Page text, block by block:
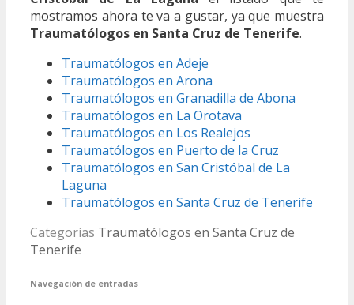
mostramos ahora te va a gustar, ya que muestra
Traumatólogos en Santa Cruz de Tenerife.
Traumatólogos en Adeje
Traumatólogos en Arona
Traumatólogos en Granadilla de Abona
Traumatólogos en La Orotava
Traumatólogos en Los Realejos
Traumatólogos en Puerto de la Cruz
Traumatólogos en San Cristóbal de La
Laguna
Traumatólogos en Santa Cruz de Tenerife
Categorías Traumatólogos en Santa Cruz de
Tenerife
Navegación de entradas